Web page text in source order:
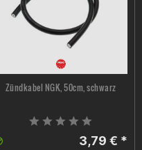
Zündkabel NGK, 50cm, schwarz
3,79 € *